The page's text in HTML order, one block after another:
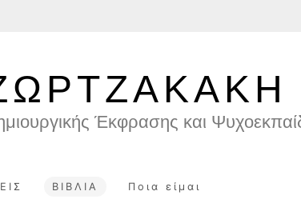
Έκφρασης και
ΒΙΒΛΙΑ Ποια είμαι